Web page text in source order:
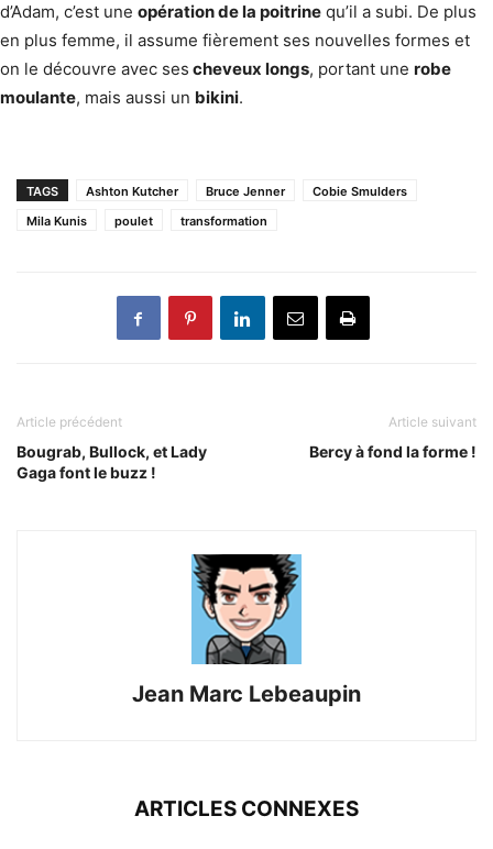
d’Adam, c’est une opération de la poitrine qu’il a subi. De plus
en plus femme, il assume fièrement ses nouvelles formes et
on le découvre avec ses cheveux longs, portant une robe
moulante, mais aussi un bikini.
TAGS Ashton Kutcher Bruce Jenner
Cobie Smulders
Mila Kunis
poulet transformation
Article précédent
Bougrab, Bullock, et Lady
Gaga font le buzz !
Article suivant
Bercy à fond la forme !
Jean Marc Lebeaupin
ARTICLES CONNEXES